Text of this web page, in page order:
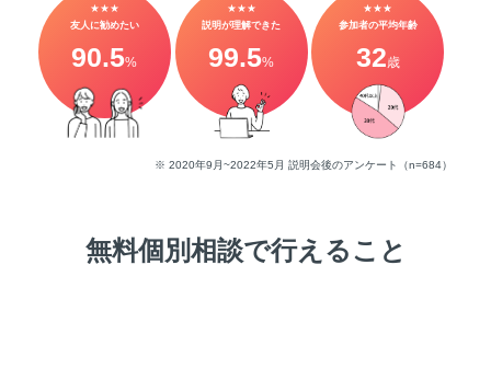
★★★
友人に勧めたい
90.5%
★★★
説明が理解できた
99.5%
★★★
参加者の平均年齢
32歳
※ 2020年9月~2022年5月 説明会後のアンケート（n=684）
無料個別相談で行えること